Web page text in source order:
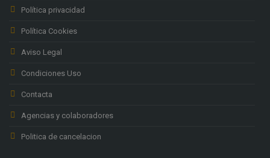
Política privacidad
Política Cookies
Aviso Legal
Condiciones Uso
Contacta
Agencias y colaboradores
Politica de cancelacion